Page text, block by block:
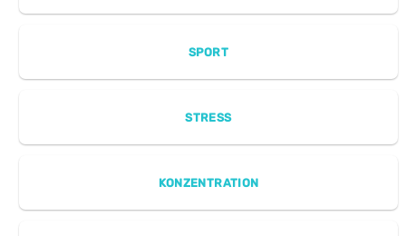
SPORT
STRESS
KONZENTRATION